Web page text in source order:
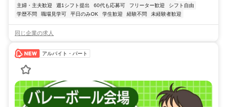
主婦・主夫歓迎
週1シフト提出 60代も応募可 フリーター歓迎
シフト自由
学歴不問
職場見学可 平日のみOK 学生歓迎 経験不問 未経験者歓迎
同じ企業の求人
アルバイト・パート